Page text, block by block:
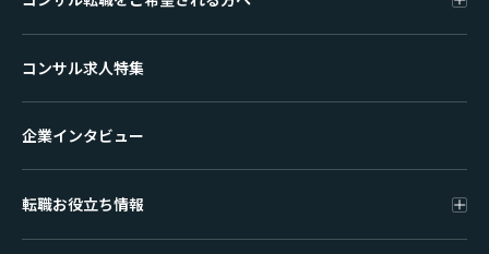
コンサル求人特集
企業インタビュー
転職お役立ち情報